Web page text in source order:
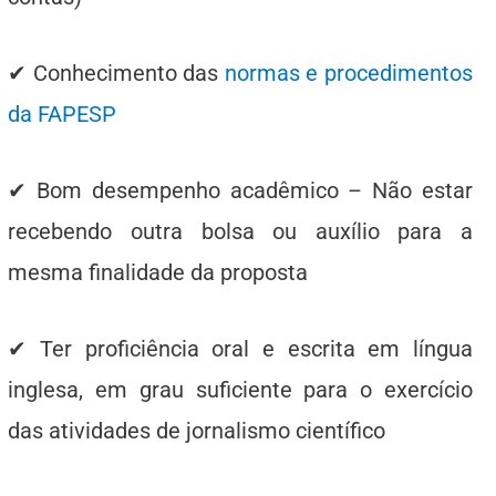
✔ Conhecimento das normas e procedimentos
da FAPESP
✔ Bom desempenho acadêmico – Não estar
recebendo outra bolsa ou auxílio para a
mesma finalidade da proposta
✔ Ter proficiência oral e escrita em língua
inglesa, em grau suficiente para o exercício
das atividades de jornalismo científico